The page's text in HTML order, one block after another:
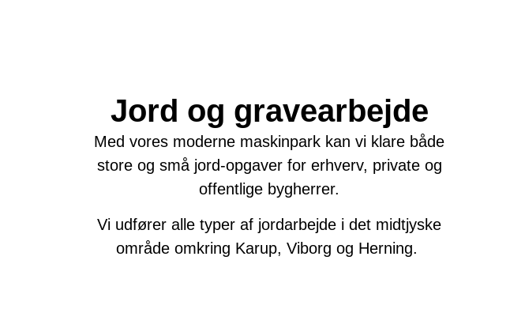
Jord og gravearbejde
Med vores moderne maskinpark kan vi klare både
store og små jord-opgaver for erhverv, private og
offentlige bygherrer.
Vi udfører alle typer af jordarbejde i det midtjyske
område omkring Karup, Viborg og Herning.